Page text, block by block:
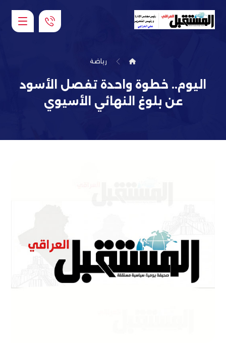
رياضة
اليوم.. خطوة واحدة تفصل الأسود
عن بلوغ النهائي الأسيوي